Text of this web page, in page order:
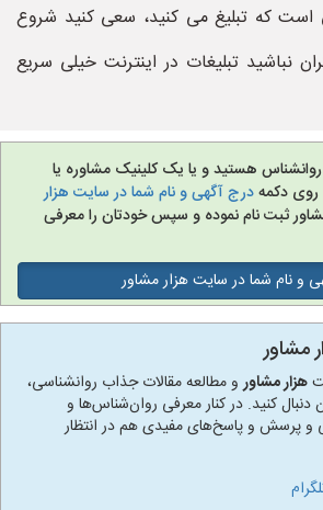
است که تبلیغ می کنید، سعی کنید شروع
نباشید تبلیغات در اینترنت خیلی سریع
هستید و یا یک کلینیک مشاوره یا
روی دکمهدرج آگهی و نام شما در سایت هزار
ثبت نام نموده و سپس خودتان را معرفی
و نام شما در سایت هزار مشاور
مشاور
هزار مشاورو مطالعه مقالات جذاب روانشناسی،
دنبال کنید. در کنار معرفی روان‌شناس‌ها و
و پرسش و پاسخ‌های مفیدی هم در انتظار